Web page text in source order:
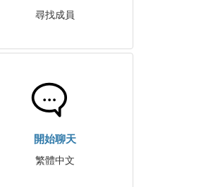
尋找成員
開始聊天
繁體中文